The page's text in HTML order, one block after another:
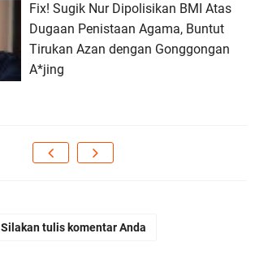
Fix! Sugik Nur Dipolisikan BMI Atas
Dugaan Penistaan Agama, Buntut
Tirukan Azan dengan Gonggongan
A*jing
Silakan tulis komentar Anda